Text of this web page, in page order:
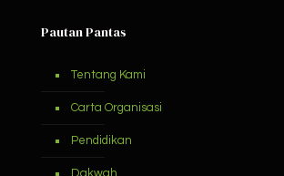
Pautan Pantas
Tentang Kami
Carta Organisasi
Pendidikan